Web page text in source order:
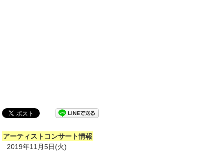
アーティストコンサート情報
2019年11月5日(火)